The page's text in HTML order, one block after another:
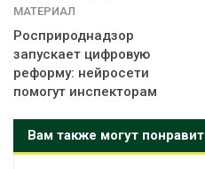
МАТЕРИАЛ
Росприроднадзор
запускает цифровую
реформу: нейросети
помогут инспекторам
Вам также могут